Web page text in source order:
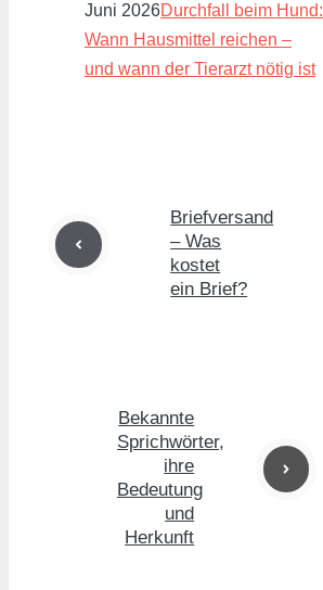
Juni 2026Durchfall beim Hund:
Wann Hausmittel reichen –
und wann der Tierarzt nötig ist
Briefversand
– Was
kostet
ein Brief?
Bekannte
Sprichwörter,
ihre
Bedeutung
und
Herkunft